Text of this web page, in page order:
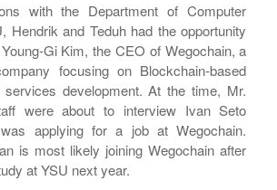
with the Department of Computer
Hendrik and Teduh had the opportunity
Gi Kim, the CEO of Wegochain, a
focusing on Blockchain-based
services development. At the time, Mr.
were about to interview Ivan Seto
applying for a job at Wegochain.
is most likely joining Wegochain after
at YSU next year.